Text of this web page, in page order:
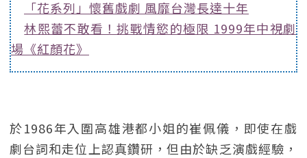
「花系列」懷舊戲劇 風靡台灣長達十年
林熙蕾不敢看！挑戰情慾的極限 1999年中視劇
場《紅顏花》
於1986年入圍高雄港都小姐的崔佩儀，即使在戲
劇台詞和走位上認真鑽研，但由於缺乏演戲經驗，